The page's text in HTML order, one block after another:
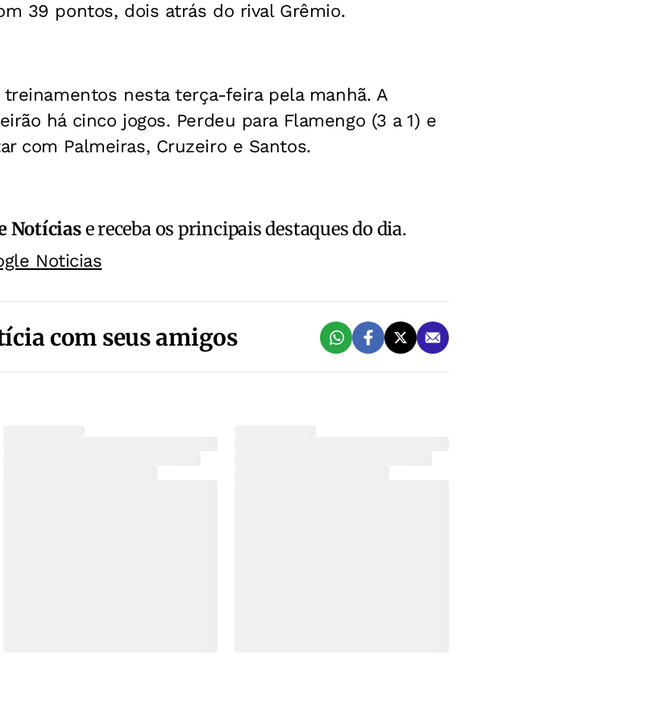
39 pontos, dois atrás do rival Grêmio.
nesta terça-feira pela manhã. A
há cinco jogos. Perdeu para Flamengo (3 a 1) e
com Palmeiras, Cruzeiro e Santos.
Notíciase receba os principais destaques do dia.
Noticias
com seus amigos